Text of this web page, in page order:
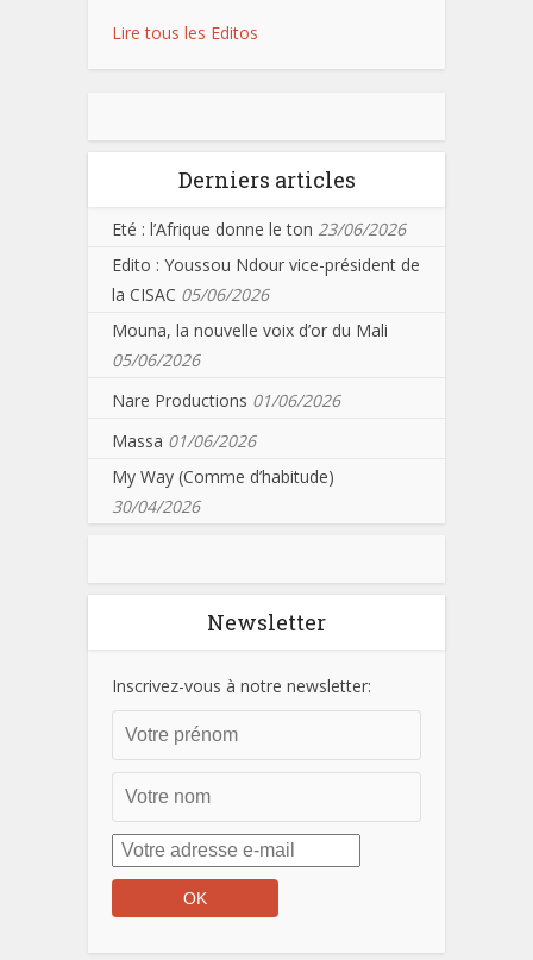
Lire tous les Editos
Derniers articles
Eté : l’Afrique donne le ton 23/06/2026
Edito : Youssou Ndour vice-président de
la CISAC 05/06/2026
Mouna, la nouvelle voix d’or du Mali
05/06/2026
Nare Productions 01/06/2026
Massa 01/06/2026
My Way (Comme d’habitude)
30/04/2026
Newsletter
Inscrivez-vous à notre newsletter: